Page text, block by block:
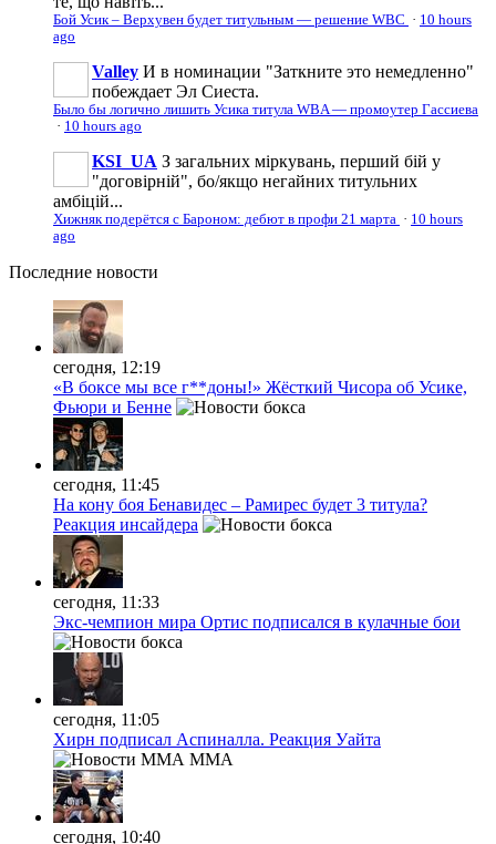
Бой Усик – Верхувен будет титульным — решение WBC · 10 hours
ago
Valley И в номинации "Заткните это немедленно"
побеждает Эл Сиеста.
Было бы логично лишить Усика титула WBA — промоутер Гассиева
· 10 hours ago
KSI_UA З загальних міркувань, перший бій у
"договірній", бо/якщо негайних титульних
амбіцій...
Хижняк подерётся с Бароном: дебют в профи 21 марта · 10 hours
ago
Последние новости
сегодня, 12:19
«В боксе мы все г**доны!» Жёсткий Чисора об Усике,
Фьюри и Бенне
сегодня, 11:45
На кону боя Бенавидес – Рамирес будет 3 титула?
Реакция инсайдера
сегодня, 11:33
Экс-чемпион мира Ортис подписался в кулачные бои
сегодня, 11:05
Хирн подписал Аспиналла. Реакция Уайта
MMA
сегодня, 10:40